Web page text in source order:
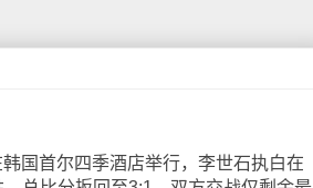
首尔四季酒店举行，李世石执白在